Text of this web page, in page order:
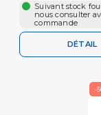
Suivant stock
nous consulter
commande
DÉTAIL
-